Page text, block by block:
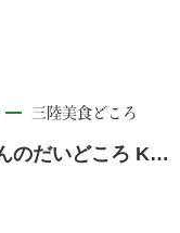
三陸美食どころ
けせんのだいどころ Kerasse（ケラッセ） ＜住田町＞